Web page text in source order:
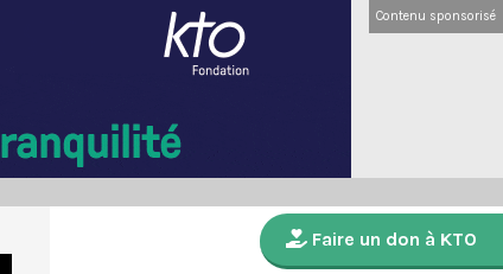
Contenu sponsorisé
Faire un don à KTO